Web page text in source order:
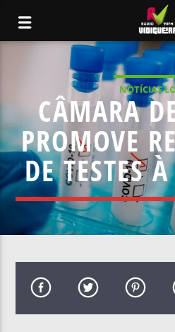
NOTÍCIAS
CÂMARA
PROMOVE
DE TESTES